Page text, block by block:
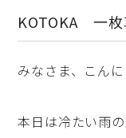
KOTOKA 一枚
みなさま、こんに
本日は冷たい雨